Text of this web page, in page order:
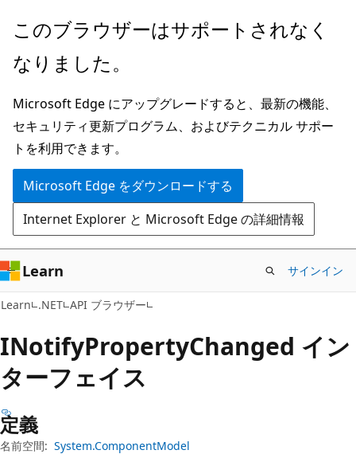
メ
ン
ン
テ
ン
ツ
に
ス
キ
ッ
プ
ペ
ジ
ナ
ビ
ゲ
ー
シ
ョ
ン
に
ス
キ
ッ
プ
このブラウザーはサポートされなく
なりました。
Microsoft Edge にアップグレードすると、最新の機能、
セキュリティ更新プログラム、およびテクニカル サポー
トを利用できます。
Microsoft Edge をダウンロードする
Internet Explorer と Microsoft Edge の詳細情報
Learn サインイン
Learn .NET API ブラウザー
INotifyPropertyChanged イン
ターフェイス
定義
名前空間: System.ComponentModel